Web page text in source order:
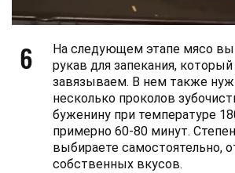
6
На следующем этапе мясо
рукав для запекания,
завязываем. В нем также
несколько проколов
буженину при температуре
примерно 60-80 минут.
выбираете самостоятельно,
собственных вкусов.